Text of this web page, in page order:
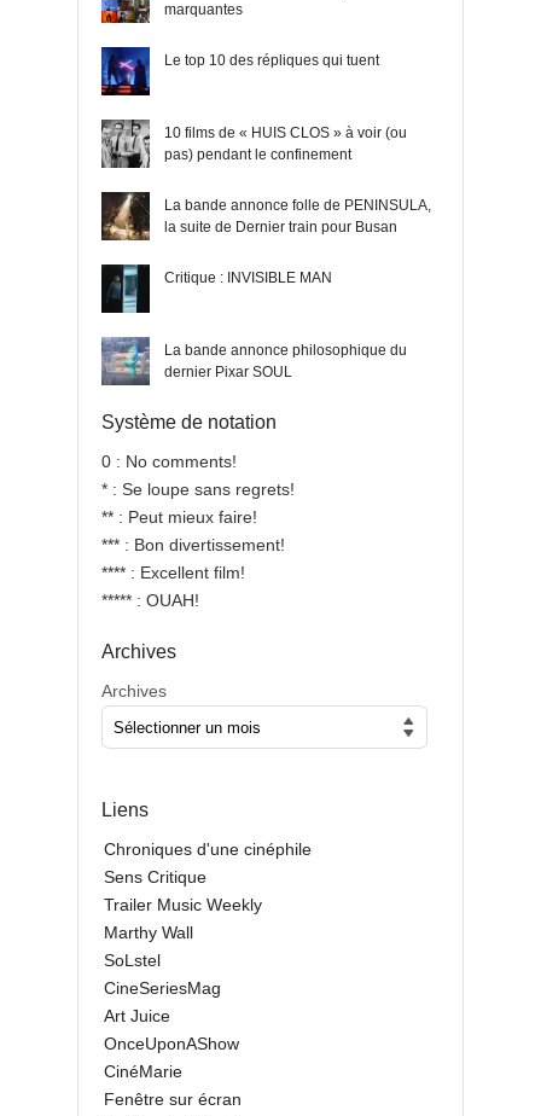
marquantes
Le top 10 des répliques qui tuent
10 films de « HUIS CLOS » à voir (ou
pas) pendant le confinement
La bande annonce folle de PENINSULA,
la suite de Dernier train pour Busan
Critique : INVISIBLE MAN
La bande annonce philosophique du
dernier Pixar SOUL
Système de notation
0 : No comments!
* : Se loupe sans regrets!
** : Peut mieux faire!
*** : Bon divertissement!
**** : Excellent film!
***** : OUAH!
Archives
Archives
Liens
Chroniques d'une cinéphile
Sens Critique
Trailer Music Weekly
Marthy Wall
SoLstel
CineSeriesMag
Art Juice
OnceUponAShow
CinéMarie
Fenêtre sur écran